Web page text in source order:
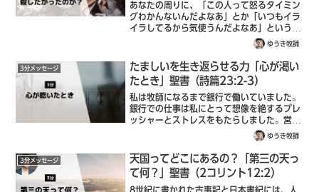
あなたの周りに、「この人って怒るタイミン
グわかんないんだよなあ」とか「いつもイラ
イラしてるから気使うんだよなあ」という人
いませんか？逆に「私はダメなやつだ」「な
んでいつもこうなんだろう」といつも否定的
にぐちぐち言っている人いませんか？両方
の...
ゆうき牧師
3分メッセージ
たましいを生き返らせる力「心が渇い
たとき」聖書（詩篇23:2-3）
私は牧師になるまで銀行で働いていました。
銀行での仕事は私にとって想像を絶するプレ
ッシャーとストレスをもたらしました。営業
のノルマや人間関係でうまくいかず、胃カメ
ラと腸カメラを飲みました。毎日、仕事に行
くのがいやでした。毎晩、神様に泣きなが
ら...
ゆうき牧師
3分メッセージ
天国ってどこにあるの？「第三の天っ
て何？」聖書（2コリント12:2）
8世紀に書かれた古事記と日本書紀には、人